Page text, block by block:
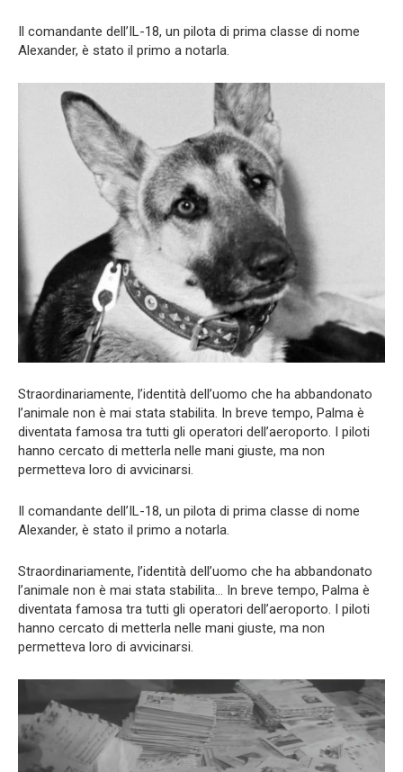
Il comandante dell’IL-18, un pilota di prima classe di nome
Alexander, è stato il primo a notarla.
Straordinariamente, l’identità dell’uomo che ha abbandonato
l’animale non è mai stata stabilita. In breve tempo, Palma è
diventata famosa tra tutti gli operatori dell’aeroporto. I piloti
hanno cercato di metterla nelle mani giuste, ma non
permetteva loro di avvicinarsi.
Il comandante dell’IL-18, un pilota di prima classe di nome
Alexander, è stato il primo a notarla.
Straordinariamente, l’identità dell’uomo che ha abbandonato
l’animale non è mai stata stabilita… In breve tempo, Palma è
diventata famosa tra tutti gli operatori dell’aeroporto. I piloti
hanno cercato di metterla nelle mani giuste, ma non
permetteva loro di avvicinarsi.